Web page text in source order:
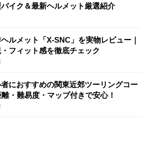
イク＆最新ヘルメット厳選紹介
ルメット「X-SNC」を実物レビュー｜
フィット感を徹底チェック
におすすめの関東近郊ツーリングコー
・難易度・マップ付きで安心！